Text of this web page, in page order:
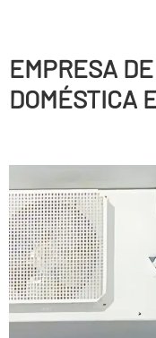
EMPRESA
DOMÉSTICA